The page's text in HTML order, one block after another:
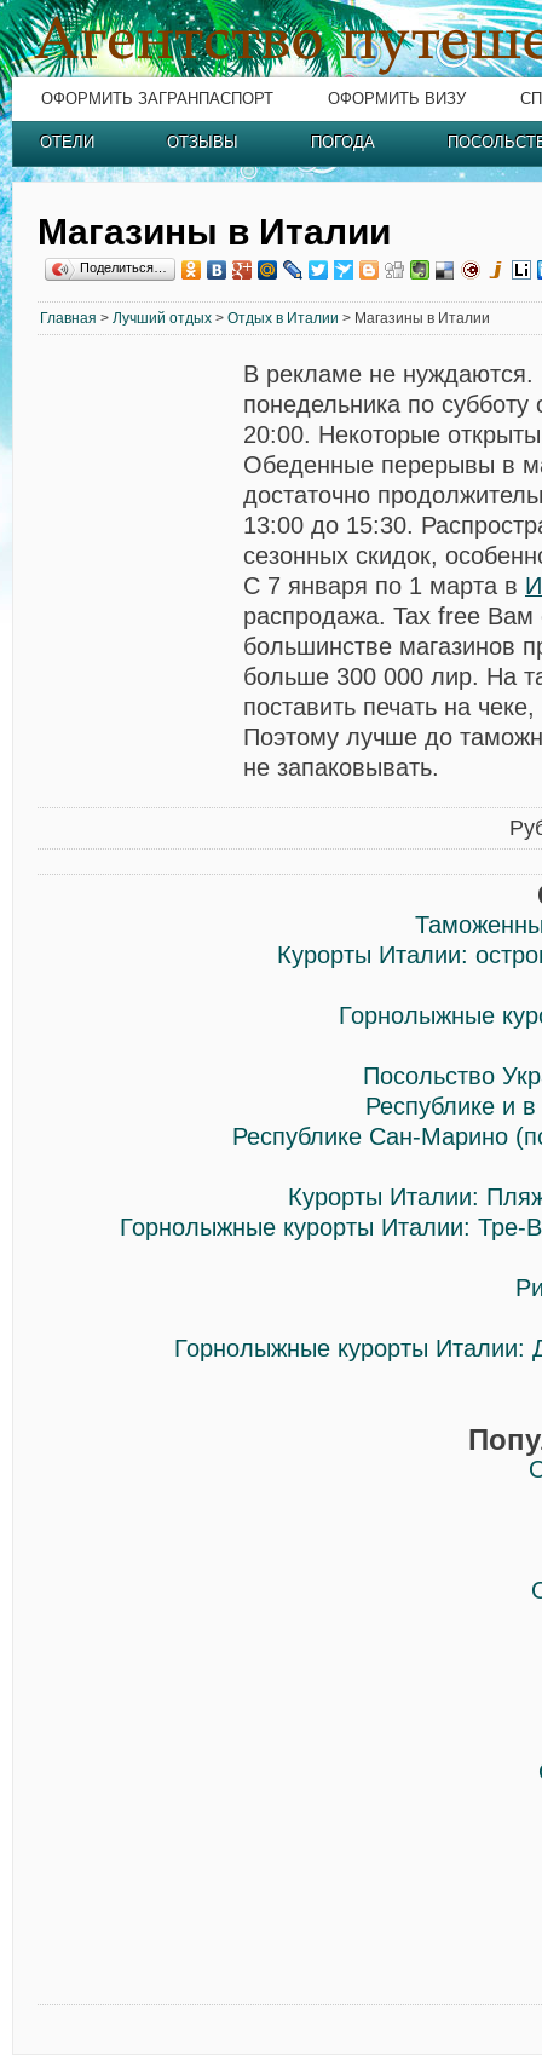
ОФОРМИТЬ ЗАГРАНПАСПОРТ ОФОРМИТЬ ВИЗУ
ОТЕЛИ ОТЗЫВЫ ПОГОДА
Магазины в Италии
Поделиться…
Главная > Лучший отдых > Отдых в Италии > Магазины в Италии
В рекламе не нуждаются.
понедельника по
20:00. Некоторые
Обеденные перерывы в
достаточно
13:00 до 15:30.
сезонных скидок,
С 7 января по 1 марта в
распродажа. Tax free
большинстве магазинов
больше 300 000 лир. На
поставить печать на
Поэтому лучше до
не запаковывать.
Курорты Италии:
Горнолыжные
Посольство
Республике и
Республике Сан-Марино
Курорты Италии:
Горнолыжные курорты Италии: Тре-
Горнолыжные курорты Италии: